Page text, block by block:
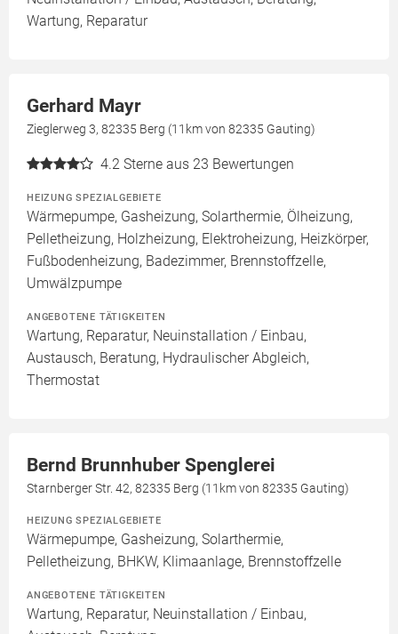
Wartung, Reparatur
Gerhard Mayr
Zieglerweg 3, 82335 Berg (11km von 82335 Gauting)
4.2 Sterne aus 23 Bewertungen
HEIZUNG SPEZIALGEBIETE
Wärmepumpe, Gasheizung, Solarthermie, Ölheizung,
Pelletheizung, Holzheizung, Elektroheizung, Heizkörper,
Fußbodenheizung, Badezimmer, Brennstoffzelle,
Umwälzpumpe
ANGEBOTENE TÄTIGKEITEN
Wartung, Reparatur, Neuinstallation / Einbau,
Austausch, Beratung, Hydraulischer Abgleich,
Thermostat
Bernd Brunnhuber Spenglerei
Starnberger Str. 42, 82335 Berg (11km von 82335 Gauting)
HEIZUNG SPEZIALGEBIETE
Wärmepumpe, Gasheizung, Solarthermie,
Pelletheizung, BHKW, Klimaanlage, Brennstoffzelle
ANGEBOTENE TÄTIGKEITEN
Wartung, Reparatur, Neuinstallation / Einbau,